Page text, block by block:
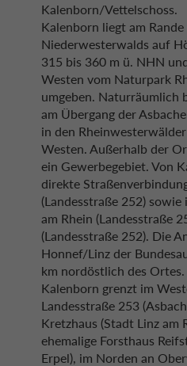
Kalenborn/Vettelschoss.
Kalenborn liegt am Rande
Niederwesterwalds auf
315 bis 360 m ü. NHN
Westen vom Naturpark
umgeben. Naturräumlich
am Übergang der
in den
Westen. Außerhalb der
ein Gewerbegebiet. Von
direkte
(Landesstraße 252)
am Rhein (Landesstraße
(Landesstraße 252). Die
Honnef/Linz der
km nordöstlich des Ortes.
Kalenborn grenzt im
Landesstraße 253
Kretzhaus (Stadt Linz am
ehemalige Forsthaus
Erpel), im Norden an